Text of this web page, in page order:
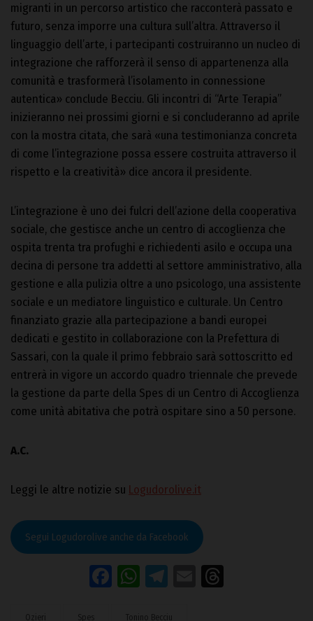
migranti in un percorso artistico che racconterà passato e
futuro, senza imporre una cultura sull’altra. Attraverso il
linguaggio dell’arte, i partecipanti costruiranno un nucleo di
integrazione che rafforzerà il senso di appartenenza alla
comunità e trasformerà l’isolamento in connessione
autentica» conclude Becciu. Gli incontri di “Arte Terapia”
inizieranno nei prossimi giorni e si concluderanno ad aprile
con la mostra citata, che sarà «una testimonianza concreta
di come l’integrazione possa essere costruita attraverso il
rispetto e la creatività» dice ancora il presidente.
L’integrazione è uno dei fulcri dell’azione della cooperativa
sociale, che gestisce anche un centro di accoglienza che
ospita trenta tra profughi e richiedenti asilo e occupa una
decina di persone tra addetti al settore amministrativo, alla
gestione e alla pulizia oltre a uno psicologo, una assistente
sociale e un mediatore linguistico e culturale. Un Centro
finanziato grazie alla partecipazione a bandi europei
dedicati e gestito in collaborazione con la Prefettura di
Sassari, con la quale il primo febbraio sarà sottoscritto ed
entrerà in vigore un accordo quadro triennale che prevede
la gestione da parte della Spes di un Centro di Accoglienza
come unità abitativa che potrà ospitare sino a 50 persone.
A.C.
Leggi le altre notizie su Logudorolive.it
Segui Logudorolive anche da Facebook
Facebook
WhatsApp
Telegram
Email
Ozieri Spes Tonino Becciu